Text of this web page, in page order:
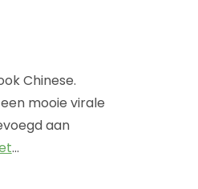
Chinese.
mooie virale
aan
…